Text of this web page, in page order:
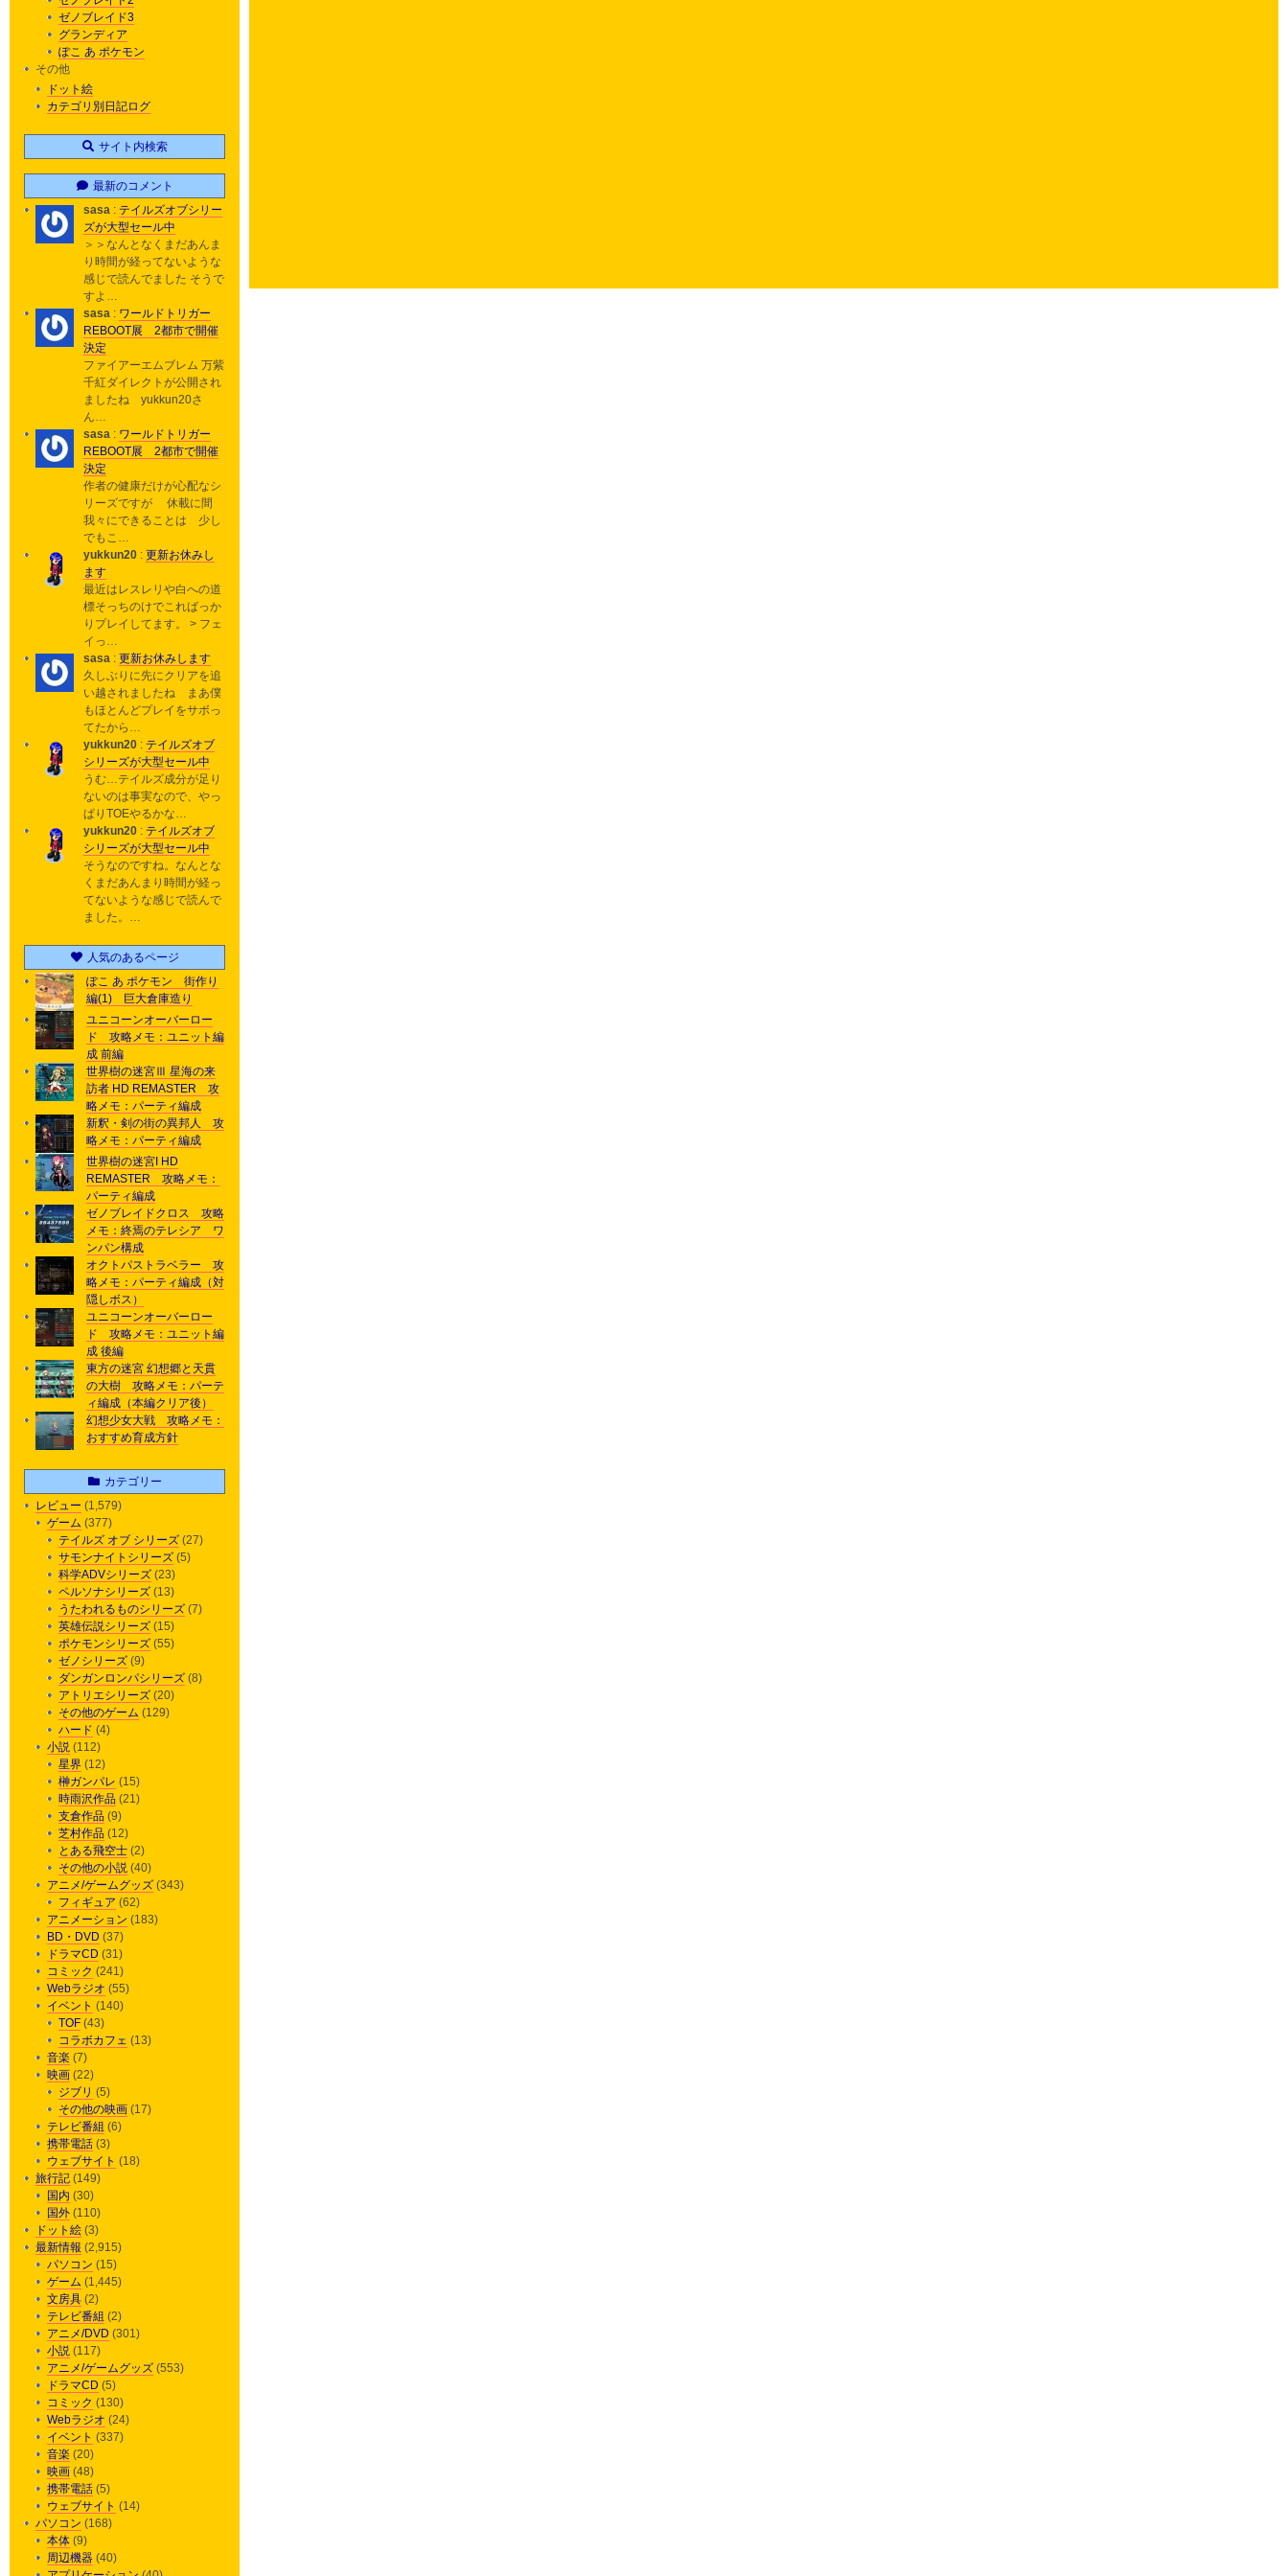
ゼノブレイド3
グランディア
ぽこ あ ポケモン
その他
ドット絵
カテゴリ別日記ログ
サイト内検索
最新のコメント
sasa : テイルズオブシリー
ズが大型セール中
＞＞なんとなくまだあんま
り時間が経ってないような
感じで読んでました そうで
すよ…
sasa : ワールドトリガー
REBOOT展 2都市で開催
決定
ファイアーエムブレム 万紫
千紅ダイレクトが公開され
ましたね yukkun20さ
ん…
sasa : ワールドトリガー
REBOOT展 2都市で開催
決定
作者の健康だけが心配なシ
リーズですが 休載に間
我々にできることは 少し
でもこ…
yukkun20 : 更新お休みし
ます
最近はレスレリや白への道
標そっちのけでこればっか
りプレイしてます。 > フェ
イっ…
sasa : 更新お休みします
久しぶりに先にクリアを追
い越されましたね まあ僕
もほとんどプレイをサボっ
てたから…
yukkun20 : テイルズオブ
シリーズが大型セール中
うむ…テイルズ成分が足り
ないのは事実なので、やっ
ぱりTOEやるかな…
yukkun20 : テイルズオブ
シリーズが大型セール中
そうなのですね。なんとな
くまだあんまり時間が経っ
てないような感じで読んで
ました。…
人気のあるページ
ぽこ あ ポケモン 街作り
編(1) 巨大倉庫造り
ユニコーンオーバーロー
ド 攻略メモ：ユニット編
成 前編
世界樹の迷宮Ⅲ 星海の来
訪者 HD REMASTER 攻
略メモ：パーティ編成
新釈・剣の街の異邦人 攻
略メモ：パーティ編成
世界樹の迷宮I HD
REMASTER 攻略メモ：
パーティ編成
ゼノブレイドクロス 攻略
メモ：終焉のテレシア ワ
ンパン構成
オクトパストラベラー 攻
略メモ：パーティ編成（対
隠しボス）
ユニコーンオーバーロー
ド 攻略メモ：ユニット編
成 後編
東方の迷宮 幻想郷と天貫
の大樹 攻略メモ：パーテ
ィ編成（本編クリア後）
幻想少女大戦 攻略メモ：
おすすめ育成方針
カテゴリー
レビュー (1,579)
ゲーム (377)
テイルズ オブ シリーズ (27)
サモンナイトシリーズ (5)
科学ADVシリーズ (23)
ペルソナシリーズ (13)
うたわれるものシリーズ (7)
英雄伝説シリーズ (15)
ポケモンシリーズ (55)
ゼノシリーズ (9)
ダンガンロンパシリーズ (8)
アトリエシリーズ (20)
その他のゲーム (129)
ハード (4)
小説 (112)
星界 (12)
榊ガンパレ (15)
時雨沢作品 (21)
支倉作品 (9)
芝村作品 (12)
とある飛空士 (2)
その他の小説 (40)
アニメ/ゲームグッズ (343)
フィギュア (62)
アニメーション (183)
BD・DVD (37)
ドラマCD (31)
コミック (241)
Webラジオ (55)
イベント (140)
TOF (43)
コラボカフェ (13)
音楽 (7)
映画 (22)
ジブリ (5)
その他の映画 (17)
テレビ番組 (6)
携帯電話 (3)
ウェブサイト (18)
旅行記 (149)
国内 (30)
国外 (110)
ドット絵 (3)
最新情報 (2,915)
パソコン (15)
ゲーム (1,445)
文房具 (2)
テレビ番組 (2)
アニメ/DVD (301)
小説 (117)
アニメ/ゲームグッズ (553)
ドラマCD (5)
コミック (130)
Webラジオ (24)
イベント (337)
音楽 (20)
映画 (48)
携帯電話 (5)
ウェブサイト (14)
パソコン (168)
本体 (9)
周辺機器 (40)